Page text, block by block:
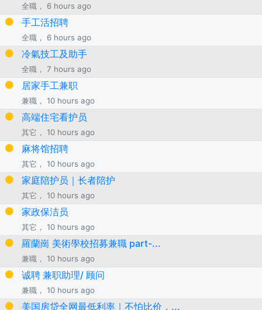
全職， 6 hours ago
手工活招聘
全職， 6 hours ago
冷氣技工及助手
全職， 7 hours ago
居家手工兼职
兼職， 10 hours ago
高端住宅看护员
其它， 10 hours ago
麻将馆招聘
其它， 10 hours ago
家庭陪护员｜长者陪护
其它， 10 hours ago
家政保洁员
其它， 10 hours ago
羅蘭崗 美術學校招募兼職 part-...
兼職， 10 hours ago
诚聘 兼职助理/ 顾问
兼職， 10 hours ago
美国房贷全网最低利率｜不怕比价，...